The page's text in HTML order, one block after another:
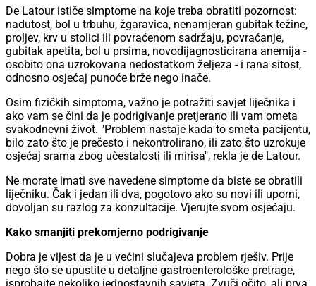
De Latour ističe simptome na koje treba obratiti pozornost:
nadutost, bol u trbuhu, žgaravica, nenamjeran gubitak težine,
proljev, krv u stolici ili povraćenom sadržaju, povraćanje,
gubitak apetita, bol u prsima, novodijagnosticirana anemija -
osobito ona uzrokovana nedostatkom željeza - i rana sitost,
odnosno osjećaj punoće brže nego inače.
Osim fizičkih simptoma, važno je potražiti savjet liječnika i
ako vam se čini da je podrigivanje pretjerano ili vam ometa
svakodnevni život. "Problem nastaje kada to smeta pacijentu,
bilo zato što je prečesto i nekontrolirano, ili zato što uzrokuje
osjećaj srama zbog učestalosti ili mirisa", rekla je de Latour.
Ne morate imati sve navedene simptome da biste se obratili
liječniku. Čak i jedan ili dva, pogotovo ako su novi ili uporni,
dovoljan su razlog za konzultacije. Vjerujte svom osjećaju.
Kako smanjiti prekomjerno podrigivanje
Dobra je vijest da je u većini slučajeva problem rješiv. Prije
nego što se upustite u detaljne gastroenterološke pretrage,